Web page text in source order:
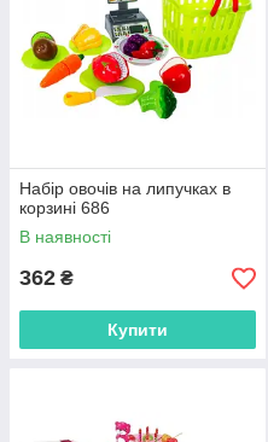
Набір овочів на липучках в
корзині 686
В наявності
362 ₴
Купити